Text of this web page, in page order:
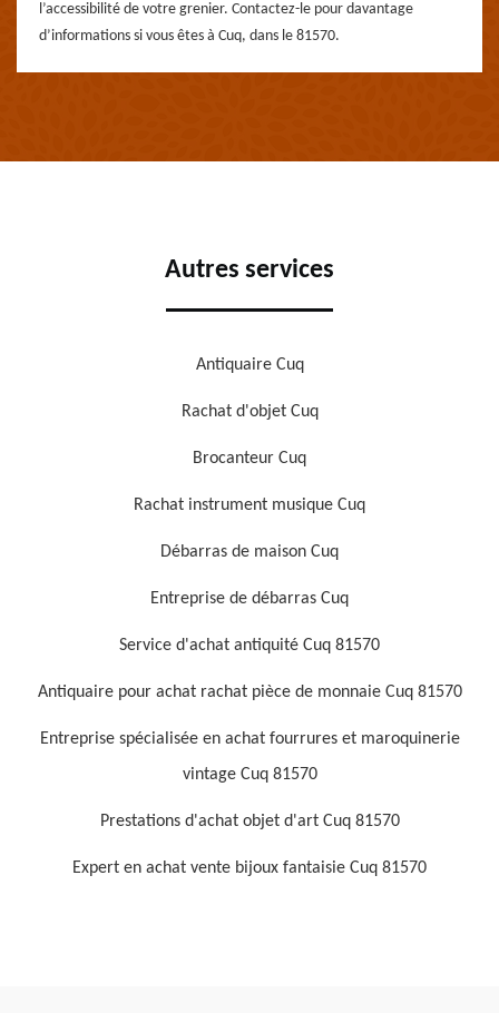
l’accessibilité de votre grenier. Contactez-le pour davantage
d’informations si vous êtes à Cuq, dans le 81570.
Autres services
Antiquaire Cuq
Rachat d'objet Cuq
Brocanteur Cuq
Rachat instrument musique Cuq
Débarras de maison Cuq
Entreprise de débarras Cuq
Service d'achat antiquité Cuq 81570
Antiquaire pour achat rachat pièce de monnaie Cuq 81570
Entreprise spécialisée en achat fourrures et maroquinerie
vintage Cuq 81570
Prestations d'achat objet d'art Cuq 81570
Expert en achat vente bijoux fantaisie Cuq 81570